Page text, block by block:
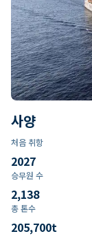
사양
처음 취항
2027
승무원 수
2,138
총 톤수
205,700t